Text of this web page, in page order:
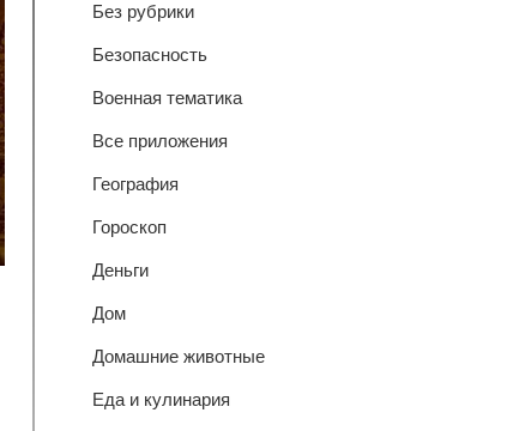
Без рубрики
Безопасность
Военная тематика
Все приложения
География
Гороскоп
Деньги
Дом
Домашние животные
Еда и кулинария